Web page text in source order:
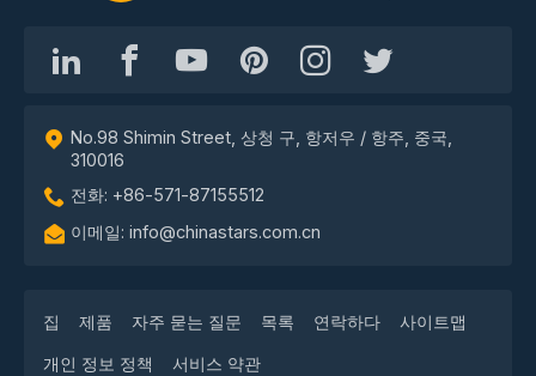
No.98 Shimin Street, 상청 구, 항저우 / 항주, 중국,
310016
전화: +86-571-87155512
이메일: info@chinastars.com.cn
집 제품 자주 묻는 질문 목록 연락하다 사이트맵
개인 정보 정책 서비스 약관